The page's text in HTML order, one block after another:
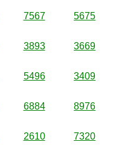
7567 5675
3893 3669
5496 3409
6884 8976
2610 7320